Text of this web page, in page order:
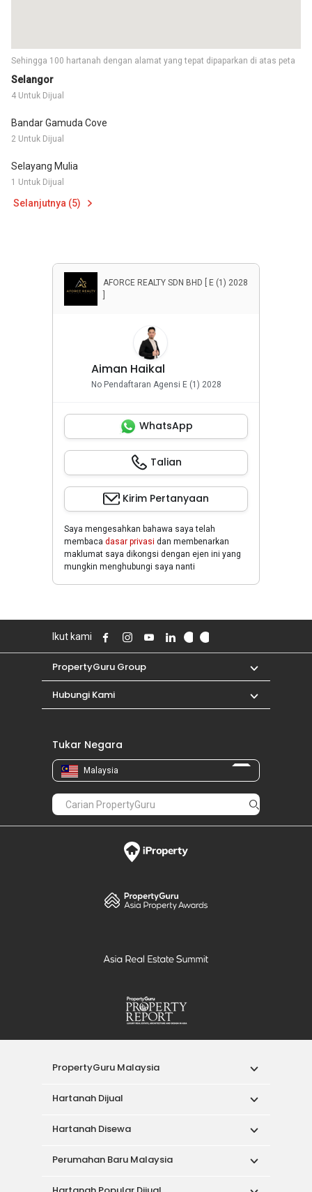
Selangor
4 Untuk Dijual
Bandar Gamuda Cove
2 Untuk Dijual
Selayang Mulia
1 Untuk Dijual
Selanjutnya (5)
Sehingga 100 hartanah dengan alamat yang tepat dipaparkan di atas peta
AFORCE REALTY SDN BHD [ E (1) 2028
Aiman Haikal
No Pendaftaran Agensi E (1) 2028
WhatsApp
Talian
Kirim Pertanyaan
Saya mengesahkan bahawa saya telah
membaca dasar privasi dan membenarkan
maklumat saya dikongsi dengan ejen ini yang
mungkin menghubungi saya nanti
Ikut kami
PropertyGuru Group
Hubungi Kami
Tukar Negara
Malaysia
PropertyGuru Malaysia
Hartanah Dijual
Hartanah Disewa
Perumahan Baru Malaysia